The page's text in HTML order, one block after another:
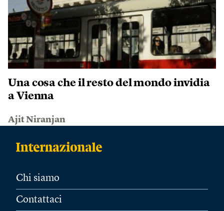
Una cosa che il resto del mondo invidia
a Vienna
Ajit Niranjan
Chi siamo
Contattaci